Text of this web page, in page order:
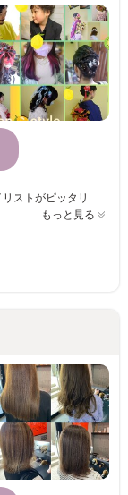
丁寧な技術と接客が好評♪確かな技術を持ったスタイリストがピッタリなスタイルを提案♪アナタのなりたいイメージをお聞かせください！当サロンのスタイリストが叶えます☆彡 Foreigners welcome(外国人歓迎)／Available in English(英語対応可能)
もっと見る